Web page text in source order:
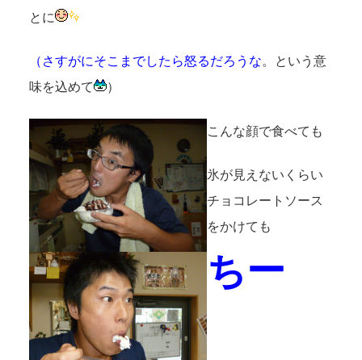
とに
（さすがにそこまでしたら怒るだろうな。という意
味を込めて
）
こんな顔で食べても
氷が見えないくらい
チョコレートソース
をかけても
ちー